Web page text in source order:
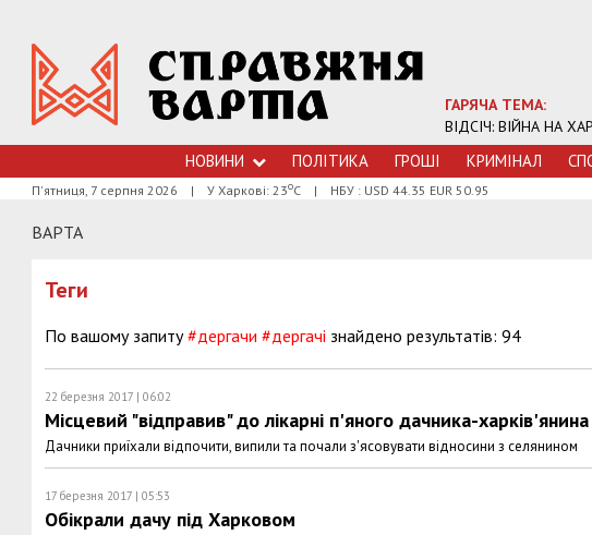
ГАРЯЧА ТЕМА:
ВІДСІЧ: ВІЙНА НА
НОВИНИ ПОЛІТИКА ГРОШI КРИМIНАЛ
П'ятниця, 7 серпня 2026 | У Харкові: 23оС | НБУ : USD 44.35 EUR 50.95
ВАРТА
Теги
По вашому запиту#дергачи #дергачі знайдено результатів: 94
22 березня 2017 | 06:02
Місцевий "відправив" до лікарні п'яного дачника-харків'янина
Дачники приїхали відпочити, випили та почали з'ясовувати відносини з селянином
17 березня 2017 | 05:53
Обікрали дачу під Харковом